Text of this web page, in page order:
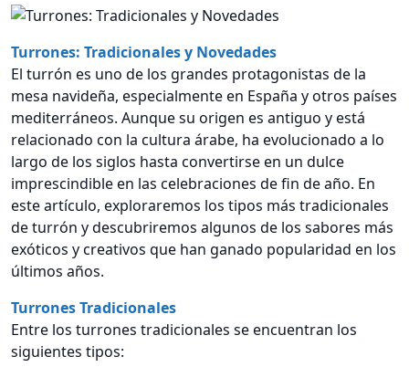
Turrones: Tradicionales y Novedades
El turrón es uno de los grandes protagonistas de la
mesa navideña, especialmente en España y otros países
mediterráneos. Aunque su origen es antiguo y está
relacionado con la cultura árabe, ha evolucionado a lo
largo de los siglos hasta convertirse en un dulce
imprescindible en las celebraciones de fin de año. En
este artículo, exploraremos los tipos más tradicionales
de turrón y descubriremos algunos de los sabores más
exóticos y creativos que han ganado popularidad en los
últimos años.
Turrones Tradicionales
Entre los turrones tradicionales se encuentran los
siguientes tipos: